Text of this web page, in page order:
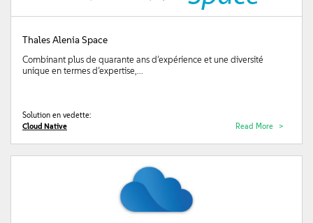
Thales Alenia Space
Combinant plus de quarante ans d’expérience et une diversité
unique en termes d’expertise,...
Solution en vedette:
Cloud Native
Read More